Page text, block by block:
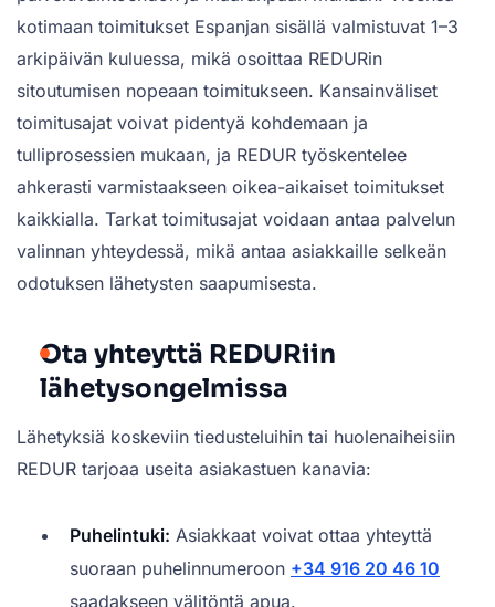
kotimaan toimitukset Espanjan sisällä valmistuvat 1–3
arkipäivän kuluessa, mikä osoittaa REDURin
sitoutumisen nopeaan toimitukseen. Kansainväliset
toimitusajat voivat pidentyä kohdemaan ja
tulliprosessien mukaan, ja REDUR työskentelee
ahkerasti varmistaakseen oikea-aikaiset toimitukset
kaikkialla. Tarkat toimitusajat voidaan antaa palvelun
valinnan yhteydessä, mikä antaa asiakkaille selkeän
odotuksen lähetysten saapumisesta.
Ota yhteyttä REDURiin
lähetysongelmissa
Lähetyksiä koskeviin tiedusteluihin tai huolenaiheisiin
REDUR tarjoaa useita asiakastuen kanavia:
Puhelintuki: Asiakkaat voivat ottaa yhteyttä
suoraan puhelinnumeroon +34 916 20 46 10
saadakseen välitöntä apua.